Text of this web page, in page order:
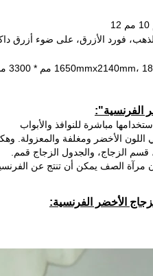
الذهب، فورد الأزرق، على ضوء
مظلل زجاج 12 مم الفرنسي اللون الأخضر
قسم الزجاج، والجدول الزجاج قمم.